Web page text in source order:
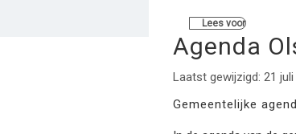
Lees voor
Agenda
Laatst gewijzigd: 21
Gemeentelijke